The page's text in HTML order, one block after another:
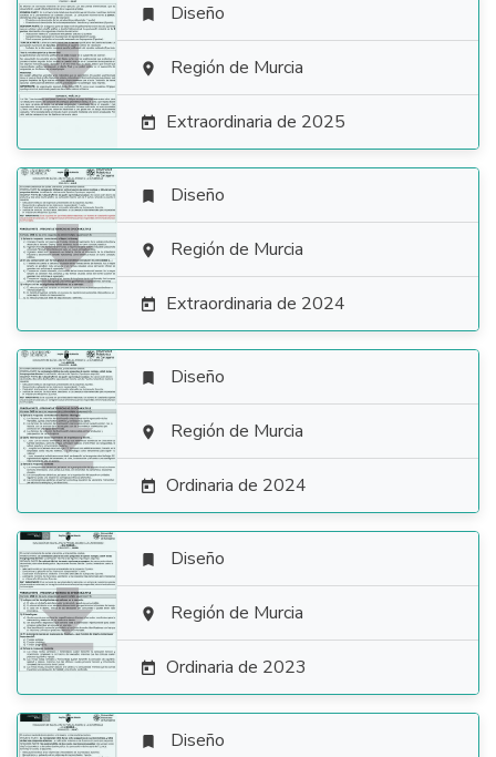

 Diseño
 Región de Murcia
 Extraordinaria de 2025

 Diseño
 Región de Murcia
 Extraordinaria de 2024

 Diseño
 Región de Murcia
 Ordinaria de 2024

 Diseño
 Región de Murcia
 Ordinaria de 2023
 Diseño